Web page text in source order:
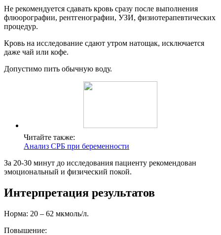
Не рекомендуется сдавать кровь сразу после выполнения
флюорографии, рентгенографии, УЗИ, физиотерапевтических
процедур.
Кровь на исследование сдают утром натощак, исключается
даже чай или кофе.
Допустимо пить обычную воду.
Читайте также:
Анализ СРБ при беременности
За 20-30 минут до исследования пациенту рекомендован
эмоциональный и физический покой.
Интерпретация результатов
Норма: 20 – 62 мкмоль/л.
Повышение: